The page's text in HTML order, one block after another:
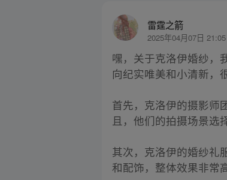
雷霆之箭
2025年04月07日 21:05
嘿，关于克洛伊婚纱，
向纪实唯美和小清新，
首先，克洛伊的摄影师
且，他们的拍摄场景选
其次，克洛伊的婚纱礼
和配饰，整体效果非常